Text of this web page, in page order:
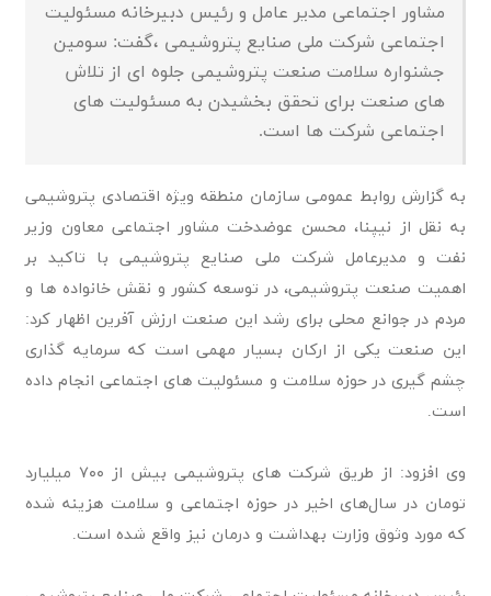
مشاور اجتماعی مدیر عامل و رئیس دبیرخانه مسئولیت
اجتماعی شرکت ملی صنایع پتروشیمی ،گفت: سومین
جشنواره سلامت صنعت پتروشیمی جلوه ای از تلاش
های صنعت برای تحقق بخشیدن به مسئولیت های
اجتماعی شرکت ها است.
به گزارش روابط عمومی سازمان منطقه ویژه اقتصادی پتروشیمی
به نقل از نیپنا، محسن عوضدخت مشاور اجتماعی معاون وزیر
نفت و مدیرعامل شرکت ملی صنایع پتروشیمی با تاکید بر
اهمیت صنعت پتروشیمی، در توسعه کشور و نقش خانواده ها و
مردم در جوانع محلی برای رشد این صنعت ارزش آفرین اظهار کرد:
این صنعت یکی از ارکان بسیار مهمی است که سرمایه گذاری
چشم گیری در حوزه سلامت و مسئولیت های اجتماعی انجام داده
است.
وی افزود: از طریق شرکت های پتروشیمی بیش از ۷۰۰ میلیارد
تومان در سال‌های اخیر در حوزه اجتماعی و سلامت هزینه شده
که مورد وثوق وزارت بهداشت و درمان نیز واقع شده است.